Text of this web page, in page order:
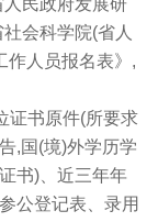
民政府发展研
会科学院(省人
作人员报名表》,
证书原件(所要求
,国(境)外学历学
书)、近三年年
公登记表、录用